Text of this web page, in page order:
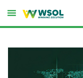
Skip
to